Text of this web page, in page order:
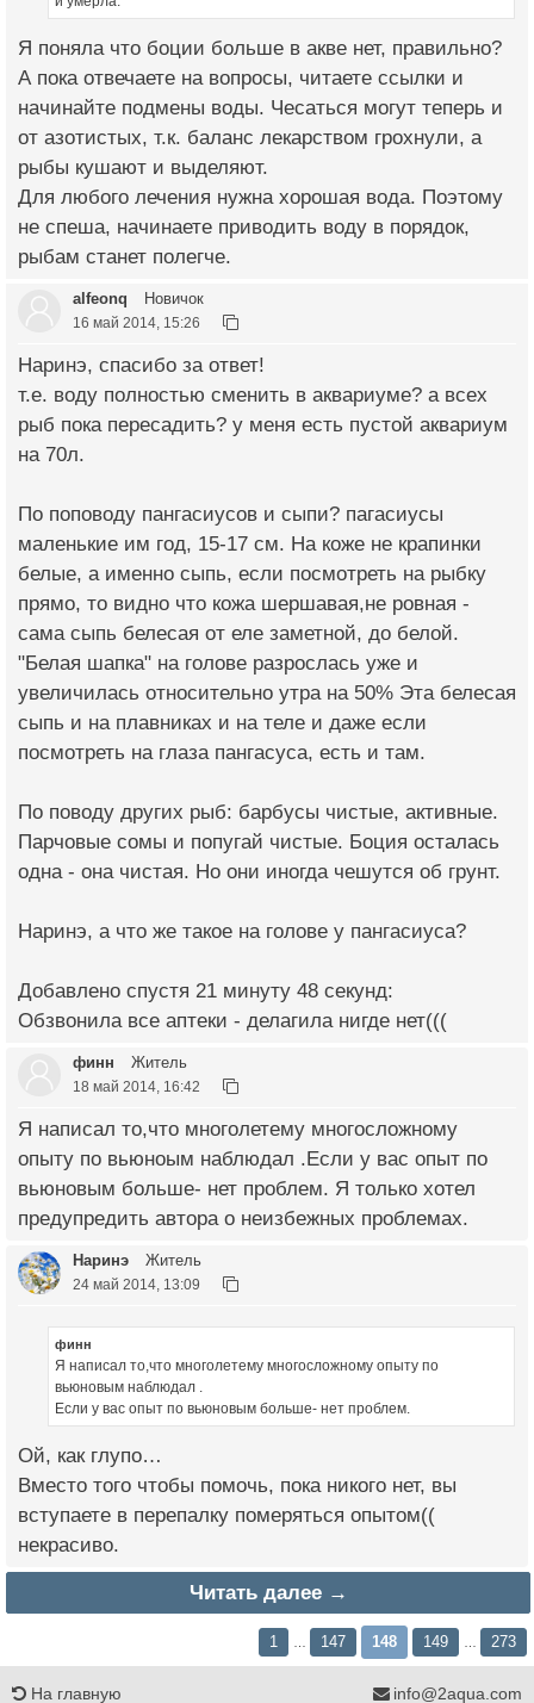
Я поняла что боции больше в акве нет, правильно?
А пока отвечаете на вопросы, читаете ссылки и
начинайте подмены воды. Чесаться могут теперь и
от азотистых, т.к. баланс лекарством грохнули, а
рыбы кушают и выделяют.
Для любого лечения нужна хорошая вода. Поэтому
не спеша, начинаете приводить воду в порядок,
рыбам станет полегче.
alfeonq Новичок
16 май 2014, 15:26
Наринэ, спасибо за ответ!
т.е. воду полностью сменить в аквариуме? а всех
рыб пока пересадить? у меня есть пустой аквариум
на 70л.
По поповоду пангасиусов и сыпи? пагасиусы
маленькие им год, 15-17 см. На коже не крапинки
белые, а именно сыпь, если посмотреть на рыбку
прямо, то видно что кожа шершавая,не ровная -
сама сыпь белесая от еле заметной, до белой.
"Белая шапка" на голове разрослась уже и
увеличилась относительно утра на 50% Эта белесая
сыпь и на плавниках и на теле и даже если
посмотреть на глаза пангасуса, есть и там.
По поводу других рыб: барбусы чистые, активные.
Парчовые сомы и попугай чистые. Боция осталась
одна - она чистая. Но они иногда чешутся об грунт.
Наринэ, а что же такое на голове у пангасиуса?
Добавлено спустя 21 минуту 48 секунд:
Обзвонила все аптеки - делагила нигде нет(((
финн Житель
18 май 2014, 16:42
Я написал то,что многолетему многосложному
опыту по вьюноым наблюдал .Если у вас опыт по
вьюновым больше- нет проблем. Я только хотел
предупредить автора о неизбежных проблемах.
Наринэ Житель
24 май 2014, 13:09
финн
Я написал то,что многолетему многосложному опыту по
вьюновым наблюдал .
Если у вас опыт по вьюновым больше- нет проблем.
Ой, как глупо…
Вместо того чтобы помочь, пока никого нет, вы
вступаете в перепалку померяться опытом((
некрасиво.
Читать далее →
1 147 148 149 273
На главную info@2aqua.com